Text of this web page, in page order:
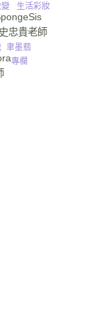
史忠貴老師
聿墨翡
生活彩妝
變
專欄